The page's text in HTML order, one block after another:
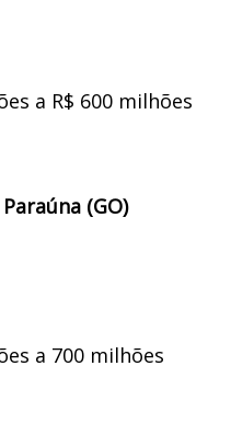
a R$ 600 milhões
(GO)
a 700 milhões